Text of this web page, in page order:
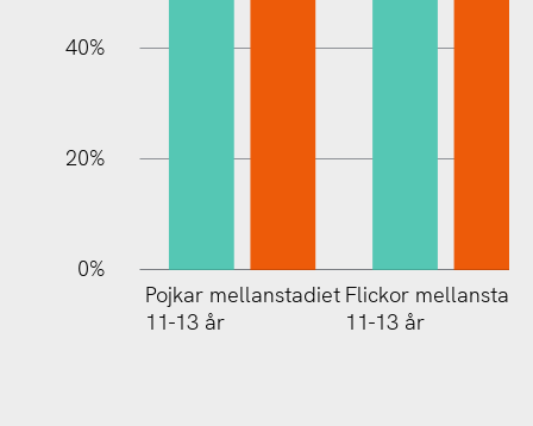
40%
20%
0%
Pojkar mellanstadiet
11-13 år
Flickor
11-13 år